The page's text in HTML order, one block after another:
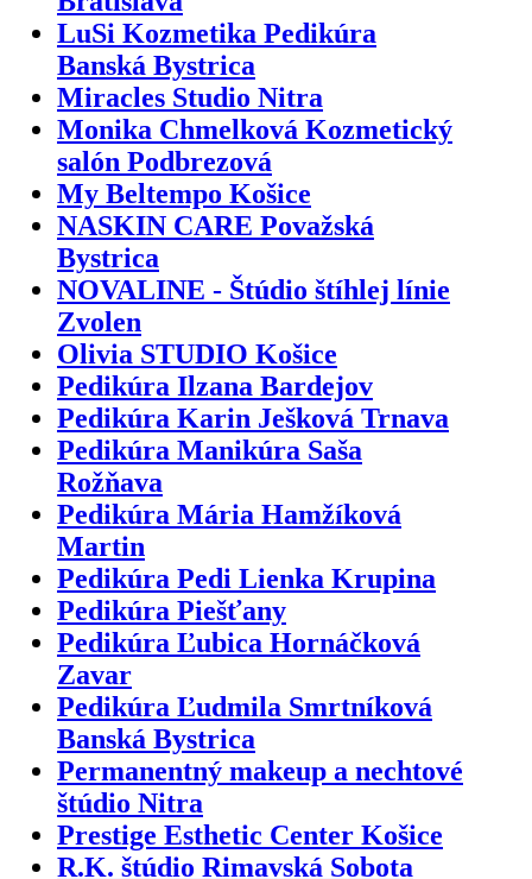
LuSi Kozmetika Pedikúra
Banská Bystrica
Miracles Studio Nitra
Monika Chmelková Kozmetický
salón Podbrezová
My Beltempo Košice
NASKIN CARE Považská
Bystrica
NOVALINE - Štúdio štíhlej línie
Zvolen
Olivia STUDIO Košice
Pedikúra Ilzana Bardejov
Pedikúra Karin Ješková Trnava
Pedikúra Manikúra Saša
Rožňava
Pedikúra Mária Hamžíková
Martin
Pedikúra Pedi Lienka Krupina
Pedikúra Piešťany
Pedikúra Ľubica Hornáčková
Zavar
Pedikúra Ľudmila Smrtníková
Banská Bystrica
Permanentný makeup a nechtové
štúdio Nitra
Prestige Esthetic Center Košice
R.K. štúdio Rimavská Sobota